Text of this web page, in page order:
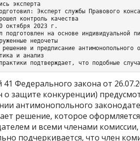
эксперта
Эксперт службы Правового
контроль качества
октября 2023 г.
подготовлен на основе индивидуальной
недочеты
решение и предписание
и анализ
подтверждает, что подобные
41 Федерального закона от
о защите конкуренции)
антимонопольного
решение, которое
и всеми членами
подчеркивается, что член